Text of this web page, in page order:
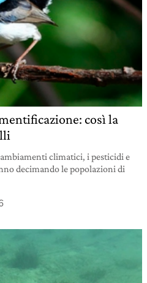
così la
climatici, i pesticidi e
decimando le popolazioni di